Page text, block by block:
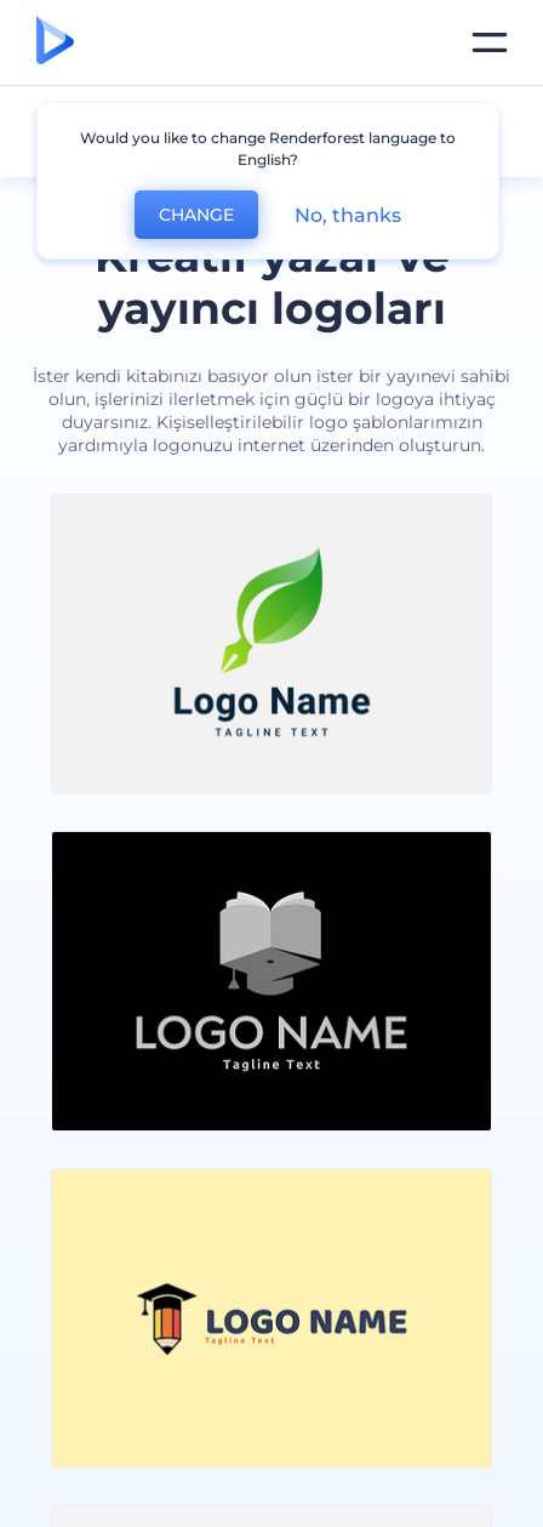
Kreatif yazar ve
yayıncı logoları
İster kendi kitabınızı basıyor olun ister bir yayınevi sahibi
olun, işlerinizi ilerletmek için güçlü bir logoya ihtiyaç
duyarsınız. Kişiselleştirilebilir logo şablonlarımızın
yardımıyla logonuzu internet üzerinden oluşturun.
Yazar ve Yayıncı
Would you like to change Renderforest language to
English?
CHANGE No, thanks